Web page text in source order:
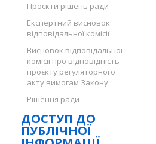
Проєкти рішень ради
Експертний висновок
відповідальної комісії
Висновок відповідальної
комісії про відповідність
проєкту регуляторного
акту вимогам Закону
Рішення ради
ДОСТУП ДО
ПУБЛІЧНОЇ